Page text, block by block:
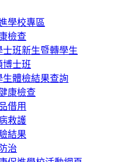
學校專區
檢查
士班新生暨轉學生
博士班
生體檢結果查詢
康檢查
借用
救護
結果
治